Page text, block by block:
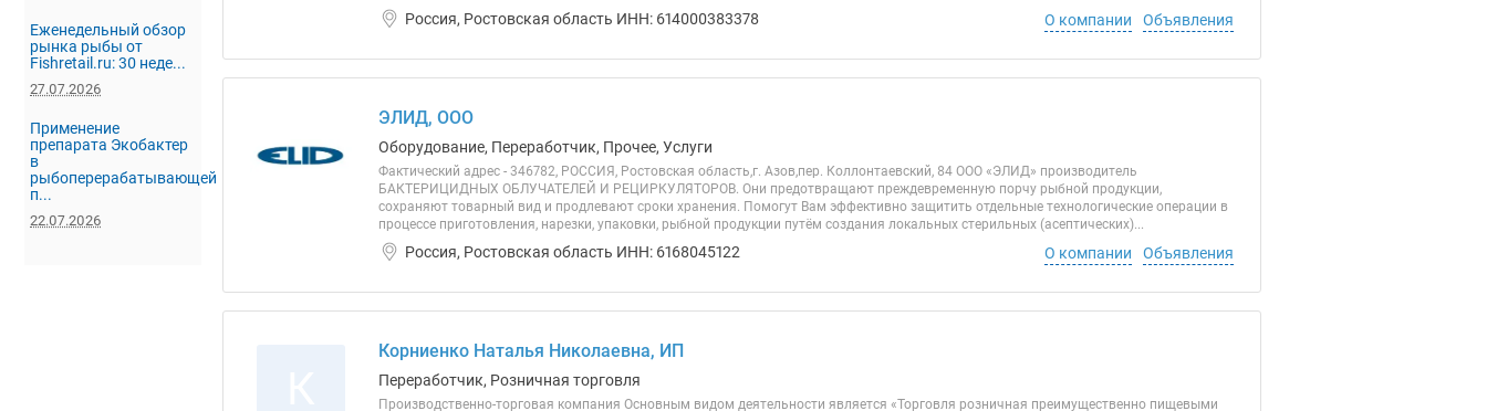
Еженедельный обзор
рынка рыбы от
Fishretail.ru: 30 неде...
27.07.2026
Применение
препарата Экобактер
в
рыбоперерабатывающей
п...
22.07.2026
Россия, Ростовская область ИНН: 614000383378 О компании Объявления
ЭЛИД, ООО
Оборудование, Переработчик, Прочее, Услуги
Фактический адрес - 346782, РОССИЯ, Ростовская область,г. Азов,пер. Коллонтаевский, 84 ООО «ЭЛИД» производитель
БАКТЕРИЦИДНЫХ ОБЛУЧАТЕЛЕЙ И РЕЦИРКУЛЯТОРОВ. Они предотвращают преждевременную порчу рыбной продукции,
сохраняют товарный вид и продлевают сроки хранения. Помогут Вам эффективно защитить отдельные технологические операции в
процессе приготовления, нарезки, упаковки, рыбной продукции путём создания локальных стерильных (асептических)...
Россия, Ростовская область ИНН: 6168045122 О компании Объявления
Корниенко Наталья Николаевна, ИП
Переработчик, Розничная торговля
Производственно-торговая компания Основным видом деятельности является «Торговля розничная преимущественно пищевыми